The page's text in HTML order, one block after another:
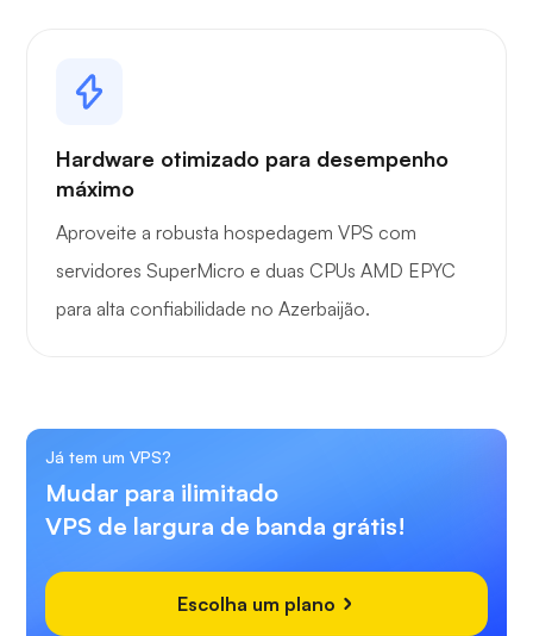
Hardware otimizado para desempenho
máximo
Aproveite a robusta hospedagem VPS com
servidores SuperMicro e duas CPUs AMD EPYC
para alta confiabilidade no Azerbaijão.
Já tem um VPS?
Mudar para ilimitado
VPS de largura de banda grátis!
Escolha um plano